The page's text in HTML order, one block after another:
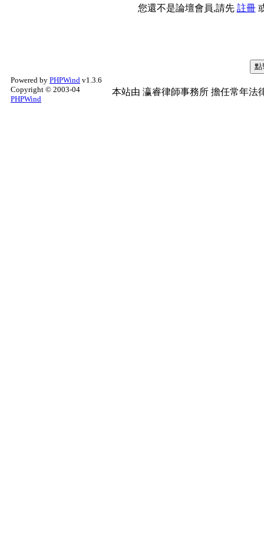
您還不是論壇會員,請先 註冊
Powered by PHPWind v1.3.6
Copyright © 2003-04
PHPWind
本站由 瀛睿律師事務所 擔任常年法